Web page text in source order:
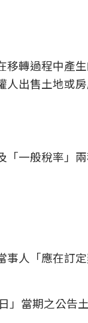
轉過程中產
出售土地或
「一般稅率」
事人「應在訂
」當期之公告